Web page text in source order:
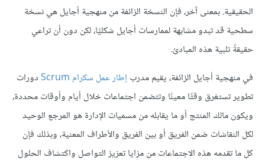
الحقيقية. بمعنى آخر، فإن النسخة الزائفة من منهجية أجايل هي نسخة
سطحية قد تبدو مشابهة لممارسات أجايل شكليًا، لكن دون أن تراعي
حقيقةً تلبية هذه المبادئ.
في منهجية أجايل الزائفة، يقيم مدرب إطار عمل سكرام Scrum
دورات
تطوير تستغرق وقتًا معينًا وتتضمن اجتماعات خلال أيام وأوقات محددة،
ويكون مالك المنتج أو ما يقابله من مسميات الإدارة هو المرجع الوحيد
لكل النقاشات ضمن الفريق أو بين الفريق والأطراف المعنية، وبذلك فإن
كل ما تقدمه هذه الاجتماعات من مزايا تعزيز التواصل واكتشاف الحلول